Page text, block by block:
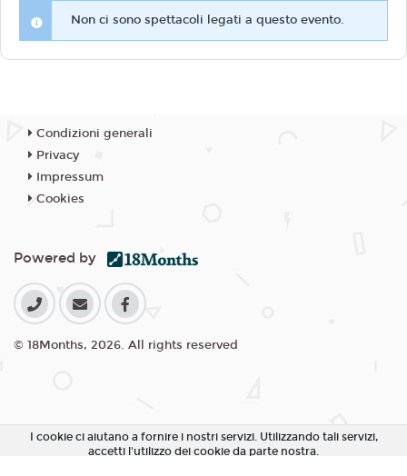
Non ci sono spettacoli legati a questo evento.
Condizioni generali
Privacy
Impressum
Cookies
Powered by
© 18Months, 2026. All rights reserved
I cookie ci aiutano a fornire i nostri servizi. Utilizzando tali servizi,
accetti l'utilizzo dei cookie da parte nostra.